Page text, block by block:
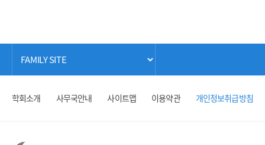
학회소개 사무국안내 사이트맵 이용약관 개인정보취급방침